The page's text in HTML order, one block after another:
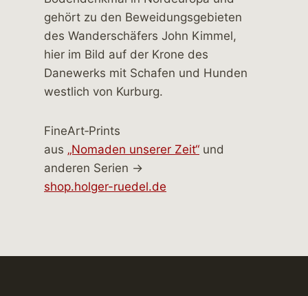
FineArt‑Prints
aus „Nomaden unserer Zeit“ und
anderen Serien →
shop.holger-ruedel.de